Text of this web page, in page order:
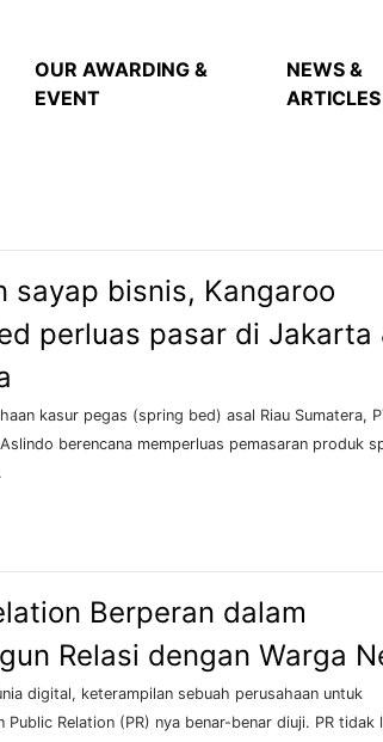
OUR AWARDING &
EVENT
NEWS &
ARTICLES
sayap bisnis, Kangaroo
perluas pasar di Jakarta
kasur pegas (spring bed) asal Riau Sumatera,
berencana memperluas pemasaran produk
Berperan dalam
Relasi dengan Warga
digital, keterampilan sebuah perusahaan untuk
Public Relation (PR) nya benar-benar diuji. PR tidak